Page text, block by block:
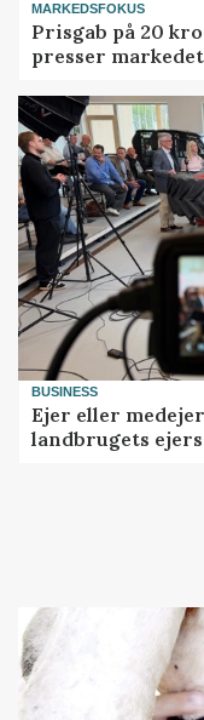
MARKEDSFOKUS
Prisgab på 20
presser markedet
BUSINESS
Ejer eller
landbrugets